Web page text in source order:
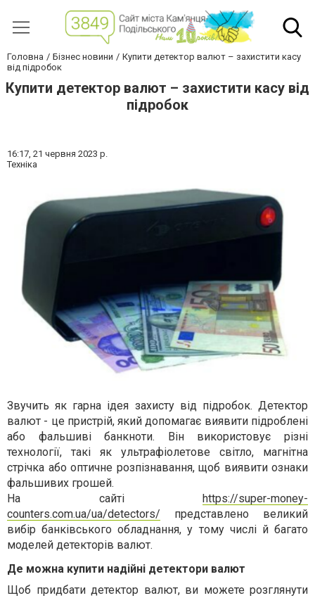
Головна Бізнес новини
Купити детектор валют – захистити касу
від підробок
Купити детектор валют – захистити касу від
підробок
16:17, 21 червня 2023 р.
Техніка
Звучить як гарна ідея захисту від підробок. Детектор
валют - це пристрій, який допомагає виявити підроблені
або фальшиві банкноти. Він використовує різні
технології, такі як ультрафіолетове світло, магнітна
стрічка або оптичне розпізнавання, щоб виявити ознаки
фальшивих грошей.
На сайті
https://super-money-
counters.com.ua/ua/detectors/ представлено великий
вибір банківського обладнання, у тому числі й багато
моделей детекторів валют.
Де можна купити надійні детектори валют
Щоб придбати детектор валют, ви можете розглянути